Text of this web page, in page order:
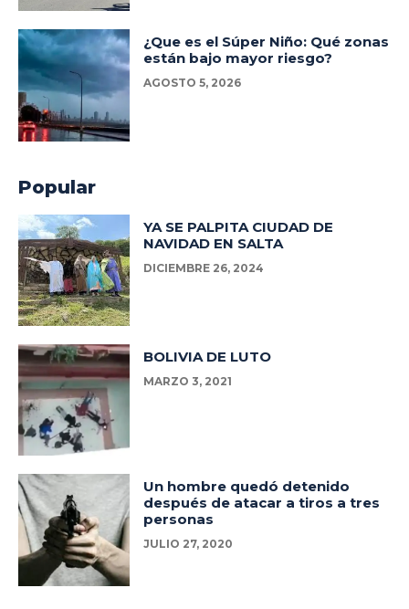
¿Que es el Súper Niño: Qué zonas
están bajo mayor riesgo?
AGOSTO 5, 2026
Popular
YA SE PALPITA CIUDAD DE
NAVIDAD EN SALTA
DICIEMBRE 26, 2024
BOLIVIA DE LUTO
MARZO 3, 2021
Un hombre quedó detenido
después de atacar a tiros a tres
personas
JULIO 27, 2020